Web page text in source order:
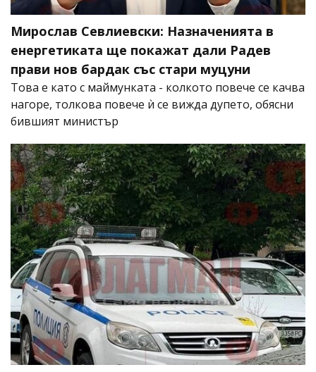
Мирослав Севлиевски: Назначенията в
енергетиката ще покажат дали Радев
прави нов бардак със стари муцуни
Това е като с маймунката - колкото повече се качва
нагоре, толкова повече ѝ се вижда дупето, обясни
бившият министър